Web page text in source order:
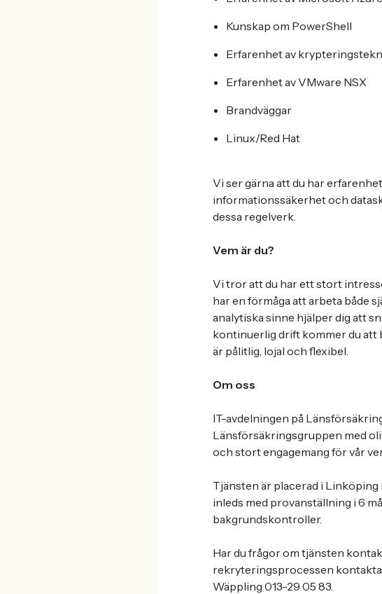
Kunskap om PowerShell
Erfarenhet av
Erfarenhet av VMware NSX
Brandväggar
Linux/Red Hat
Vi ser gärna att du har
informationssäkerhet och
dessa regelverk.
Vem är du?
Vi tror att du har ett stort
har en förmåga att arbeta både
analytiska sinne hjälper dig att
kontinuerlig drift kommer du att
är pålitlig, lojal och flexibel.
Om oss
IT-avdelningen på
Länsförsäkringsgruppen med
och stort engagemang för vår
Tjänsten är placerad i
inleds med provanställning i 6
bakgrundskontroller.
Har du frågor om tjänsten
rekryteringsprocessen
Wäppling 013-29 05 83.